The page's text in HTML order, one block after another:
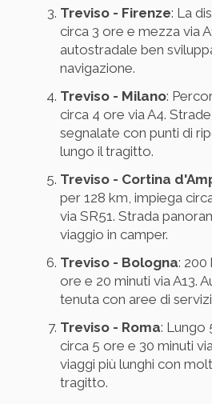
Treviso - Firenze: La
circa 3 ore e mezza via
autostradale ben
navigazione.
Treviso - Milano:
circa 4 ore via A4.
segnalate con punti di
lungo il tragitto.
Treviso - Cortina
per 128 km, impiega
via SR51. Strada
viaggio in camper.
Treviso - Bologna: 200
ore e 20 minuti via A13.
tenuta con aree di
Treviso - Roma: Lungo
circa 5 ore e 30 minuti
viaggi più lunghi con
tragitto.